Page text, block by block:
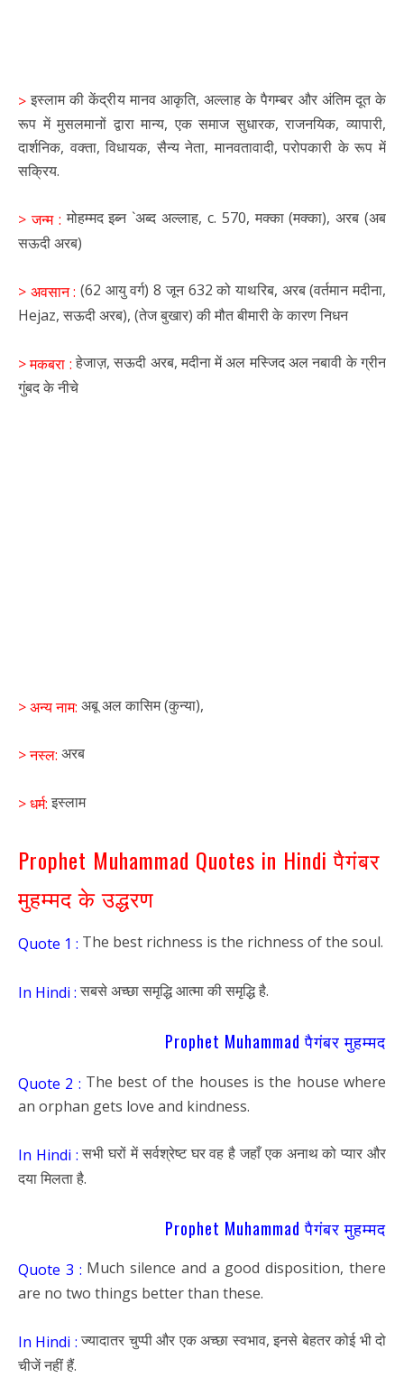
>इस्लाम की केंद्रीय मानव आकृति, अल्लाह के पैगम्बर और अंतिम दूत के
रूप में मुसलमानों द्वारा मान्य, एक समाज सुधारक, राजनयिक, व्यापारी,
दार्शनिक, वक्ता, विधायक, सैन्य नेता, मानवतावादी, परोपकारी के रूप में
सक्रिय.
> जन्म : मोहम्मद इब्न `अब्द अल्लाह, c. 570, मक्का (मक्का), अरब (अब
सऊदी अरब)
> अवसान : (62 आयु वर्ग) 8 जून 632 को याथरिब, अरब (वर्तमान मदीना,
Hejaz, सऊदी अरब), (तेज बुखार) की मौत बीमारी के कारण निधन
> मकबरा :हेजाज़, सऊदी अरब, मदीना में अल मस्जिद अल नबावी के ग्रीन
गुंबद के नीचे
> अन्य नाम: अबू अल कासिम (कुन्या),
> नस्ल: अरब
> धर्म:इस्लाम
Prophet Muhammad Quotes in Hindi पैगंबर
मुहम्मद के उद्धरण
Quote 1 : The best richness is the richness of the soul.
In Hindi :सबसे अच्छा समृद्धि आत्मा की समृद्धि है.
Prophet Muhammad पैगंबर मुहम्मद
Quote 2 : The best of the houses is the house where
an orphan gets love and kindness.
In Hindi :सभी घरों में सर्वश्रेष्ट घर वह है जहाँ एक अनाथ को प्यार और
दया मिलता है.
Prophet Muhammad पैगंबर मुहम्मद
Quote 3 : Much silence and a good disposition, there
are no two things better than these.
In Hindi :ज्यादातर चुप्पी और एक अच्छा स्वभाव, इनसे बेहतर कोई भी दो
चीजें नहीं हैं.